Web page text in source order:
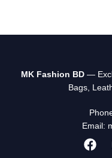
MK Fashion BD —
Bags,
Email: